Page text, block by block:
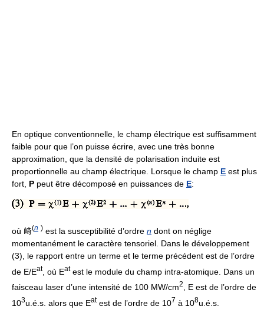
En optique conventionnelle, le champ électrique est suffisamment
faible pour que l’on puisse écrire, avec une très bonne
approximation, que la densité de polarisation induite est
proportionnelle au champ électrique. Lorsque le champ E est plus
fort, P peut être décomposé en puissances de E:
où 﨑(n ) est la susceptibilité d’ordre n dont on néglige
momentanément le caractère tensoriel. Dans le développement
(3), le rapport entre un terme et le terme précédent est de l’ordre
de E/Eat, où Eatest le module du champ intra-atomique. Dans un
faisceau laser d’une intensité de 100 MW/cm2
, E est de l’ordre de
103u.é.s. alors que Eatest de l’ordre de 107 à 108u.é.s.